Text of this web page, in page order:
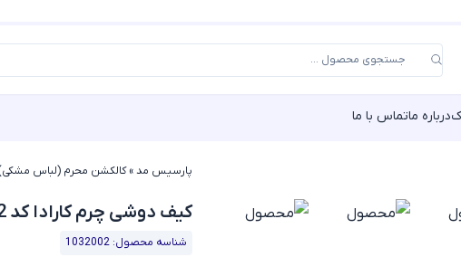
درباره ماتماس با ما
پارسیس مد»کالکشن محرم (لباس
کیف دوشی چرم کارادا کد 1032002
شناسه محصول: 1032002